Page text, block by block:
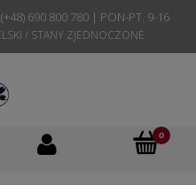
(+48) 690 800 780 | PON-PT. 9-16